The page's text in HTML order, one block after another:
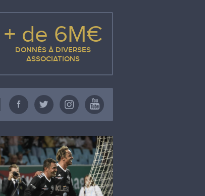
+ de 6M€
DONNÉS À DIVERSES
ASSOCIATIONS